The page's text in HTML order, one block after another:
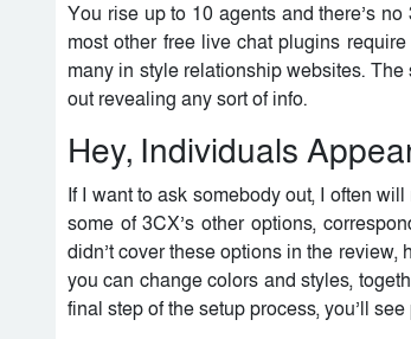
You rise up to 10 agents and there’s
most other free live chat plugins
many in style relationship websites.
out revealing any sort of info.
Hey, Individuals
If I want to ask somebody out, I often
some of 3CX’s other options,
didn’t cover these options in the
you can change colors and styles,
final step of the setup process, you’ll